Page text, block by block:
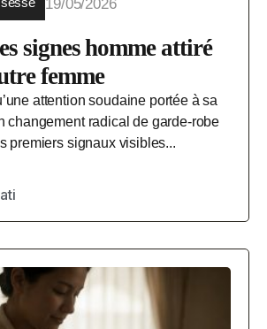
19/05/2026
signes homme attiré
femme
attention soudaine portée à sa
changement radical de garde-robe
premiers signaux visibles...